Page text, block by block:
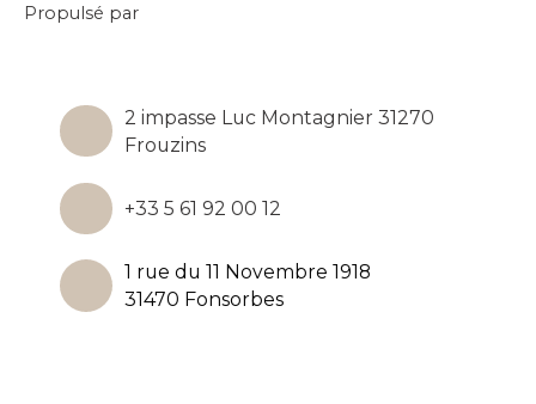
Propulsé par
2 impasse Luc Montagnier 31270
Frouzins
+33 5 61 92 00 12
1 rue du 11 Novembre 1918
31470 Fonsorbes